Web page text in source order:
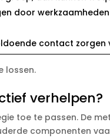
door
contact zorgen
lossen.​
verhelpen?
toe te passen.​ De
componenten